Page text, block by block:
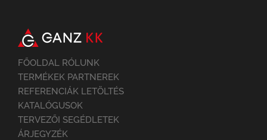
FŐOLDAL RÓLUNK
TERMÉKEK PARTNEREK
REFERENCIÁK LETÖLTÉS
KATALÓGUSOK
TERVEZŐI SEGÉDLETEK
ÁRJEGYZÉK